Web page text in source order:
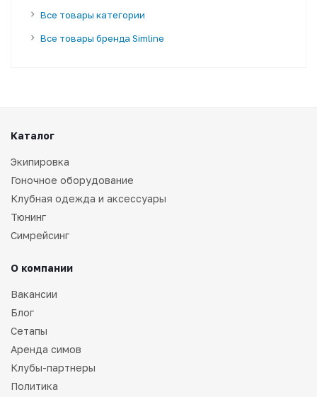
Все товары категории
Все товары бренда Simline
Каталог
Экипировка
Гоночное оборудование
Клубная одежда и аксессуары
Тюнинг
Симрейсинг
О компании
Вакансии
Блог
Сетапы
Аренда симов
Клубы-партнеры
Политика